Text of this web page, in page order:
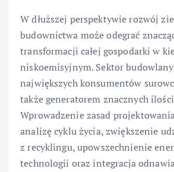
W dłuższej perspektywie rozwój
budownictwa może odegrać
transformacji całej gospodarki w
niskoemisyjnym. Sektor
największych konsumentów
także generatorem znacznych
Wprowadzenie zasad
analizę cyklu życia, zwiększenie
z recyklingu, upowszechnienie
technologii oraz integracja